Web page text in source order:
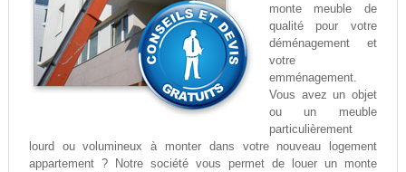
monte meuble de
qualité pour votre
déménagement et
votre
emménagement.
Vous avez un objet
ou un meuble
particulièrement
lourd ou volumineux à monter dans votre nouveau logement
appartement ? Notre société vous permet de louer un monte